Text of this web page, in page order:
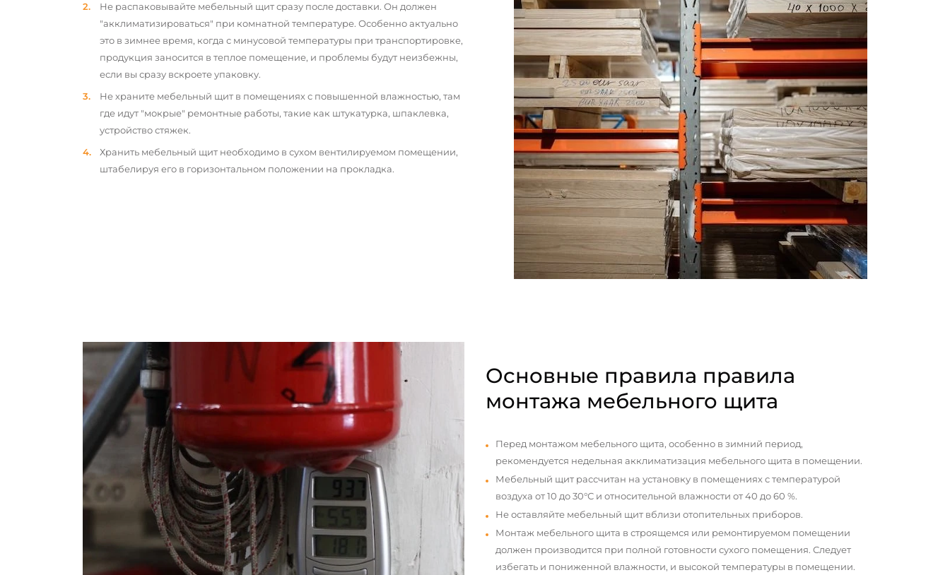
Не распаковывайте мебельный щит сразу после доставки. Он должен
"акклиматизироваться" при комнатной температуре. Особенно актуально
это в зимнее время, когда с минусовой температуры при транспортировке,
продукция заносится в теплое помещение, и проблемы будут неизбежны,
если вы сразу вскроете упаковку.
Не храните мебельный щит в помещениях с повышенной влажностью, там
где идут "мокрые" ремонтные работы, такие как штукатурка, шпаклевка,
устройство стяжек.
Хранить мебельный щит необходимо в сухом вентилируемом помещении,
штабелируя его в горизонтальном положении на прокладка.
Основные правила правила
монтажа мебельного щита
Перед монтажом мебельного щита, особенно в зимний период,
рекомендуется недельная акклиматизация мебельного щита в помещении.
Мебельный щит рассчитан на установку в помещениях с температурой
воздуха от 10 до 30°С и относительной влажности от 40 до 60 %.
Не оставляйте мебельный щит вблизи отопительных приборов.
Монтаж мебельного щита в строящемся или ремонтируемом помещении
должен производится при полной готовности сухого помещения. Следует
избегать и пониженной влажности, и высокой температуры в помещении.